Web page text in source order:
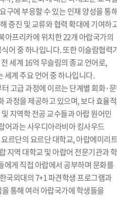
구에 부응할 수 있는 인재 양성을 통
증진 및 교류와 협력 확대에 기여하
아프리카에 위치한 22개 아랍국가의
어 중 하나입니다. 또한 이슬람협력
세계 16억 무슬림의 종교 언어로,
세계 주요 언어 중 하나입니다.
고급 과정에 이르는 단계별 회화·
과정을 제공하고 있으며, 보다 효율
지역학 전공 교수들과 아랍 원어민
어과는 사우디아라비아 킹사우드
르단의 요르단 대학교, 아랍에미리
지역 대학교 및 아랍어 전문기관과
에게 직접 아랍에서 공부하며 문화를
국외대의 7+1 파견학생 프로그램과
통해 여러 아랍국가에 학생들을